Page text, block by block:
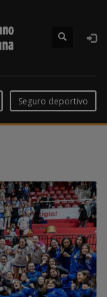
Seguro deportivo